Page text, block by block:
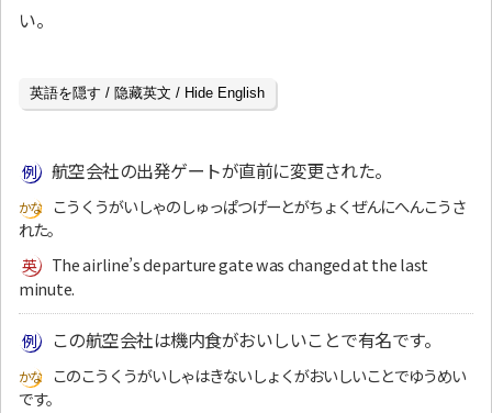
い。
英語を隠す / 隐藏英文 / Hide English
航空会社の出発ゲートが直前に変更された。
こうくうがいしゃのしゅっぱつげーとがちょくぜんにへんこうさ
れた。
The airline’s departure gate was changed at the last
minute.
この航空会社は機内食がおいしいことで有名です。
このこうくうがいしゃはきないしょくがおいしいことでゆうめい
です。